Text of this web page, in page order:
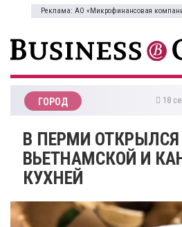
Реклама: АО «Микрофинансовая
ГОРОД 18
В ПЕРМИ
ВЬЕТНАМСКОЙ И
КУХНЕЙ